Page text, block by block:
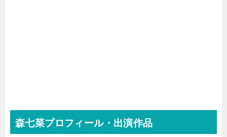
森七菜プロフィール・出演作品